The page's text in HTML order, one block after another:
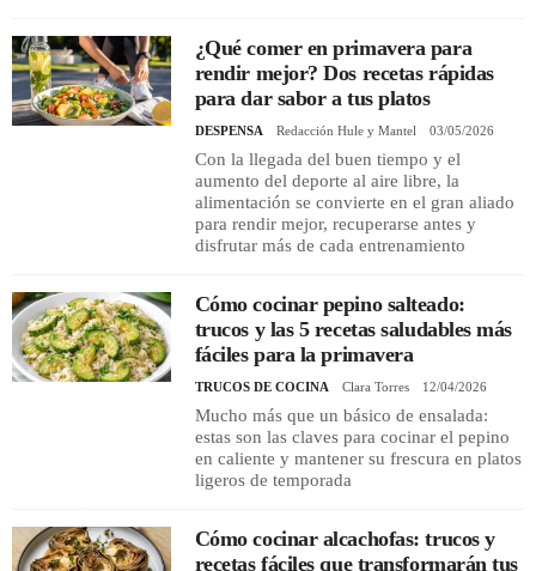
¿Qué comer en primavera para
rendir mejor? Dos recetas rápidas
para dar sabor a tus platos
DESPENSA Redacción Hule y Mantel 03/05/2026
Con la llegada del buen tiempo y el
aumento del deporte al aire libre, la
alimentación se convierte en el gran aliado
para rendir mejor, recuperarse antes y
disfrutar más de cada entrenamiento
Cómo cocinar pepino salteado:
trucos y las 5 recetas saludables más
fáciles para la primavera
TRUCOS DE COCINA Clara Torres 12/04/2026
Mucho más que un básico de ensalada:
estas son las claves para cocinar el pepino
en caliente y mantener su frescura en platos
ligeros de temporada
Cómo cocinar alcachofas: trucos y
recetas fáciles que transformarán tus